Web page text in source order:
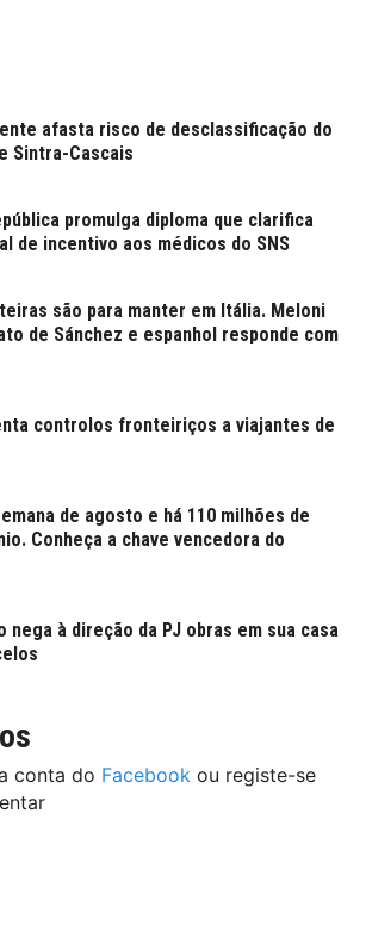
afasta risco de desclassificação do
Sintra-Cascais
promulga diploma que clarifica
de incentivo aos médicos do SNS
são para manter em Itália. Meloni
de Sánchez e espanhol responde com
controlos fronteiriços a viajantes de
de agosto e há 110 milhões de
Conheça a chave vencedora do
à direção da PJ obras em sua casa
conta do Facebook ou registe-se